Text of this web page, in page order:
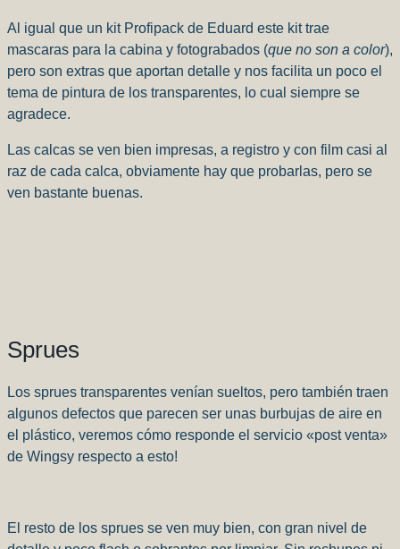
Al igual que un kit Profipack de Eduard este kit trae
mascaras para la cabina y fotograbados (que no son a color),
pero son extras que aportan detalle y nos facilita un poco el
tema de pintura de los transparentes, lo cual siempre se
agradece.
Las calcas se ven bien impresas, a registro y con film casi al
raz de cada calca, obviamente hay que probarlas, pero se
ven bastante buenas.
Sprues
Los sprues transparentes venían sueltos, pero también traen
algunos defectos que parecen ser unas burbujas de aire en
el plástico, veremos cómo responde el servicio «post venta»
de Wingsy respecto a esto!
El resto de los sprues se ven muy bien, con gran nivel de